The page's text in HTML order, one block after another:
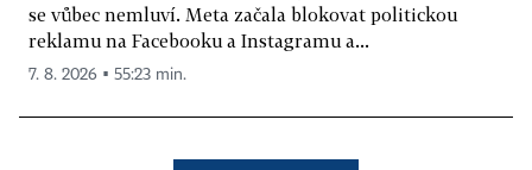
se vůbec nemluví. Meta začala blokovat politickou
reklamu na Facebooku a Instagramu a...
7. 8. 2026 ▪ 55:23 min.